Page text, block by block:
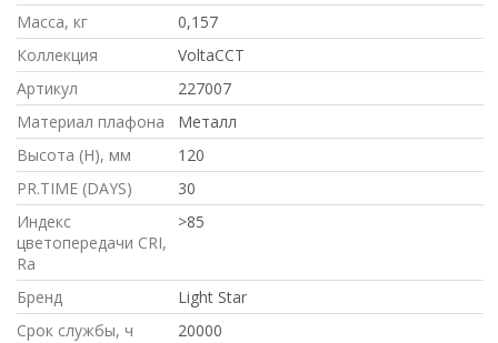
Масса, кг
0,157
Коллекция
VoltaCCT
Артикул
227007
Материал плафона
Металл
Высота (H), мм
120
PR.TIME (DAYS)
30
Индекс
цветопередачи CRI,
Ra
>85
Бренд
Light Star
Срок службы, ч
20000